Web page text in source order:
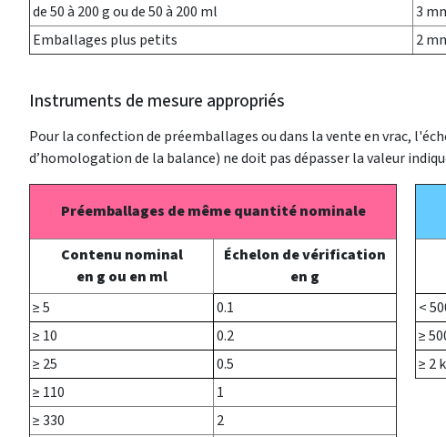
de 50 à 200 g ou de 50 à 200 ml
3
Emballages plus petits
2
Instruments de mesure appropriés
Pour la confection de préemballages ou dans la vente en vrac,
d’homologation de la balance) ne doit pas dépasser la valeur
Préemballages de même quantité nominale
Contenu nominal
en g ou en ml
Échelon de vérification
en g
≥ 5
0.1
≥ 10
0.2
≥ 25
0.5
≥ 110
1
≥ 330
2
<
≥
≥ 2